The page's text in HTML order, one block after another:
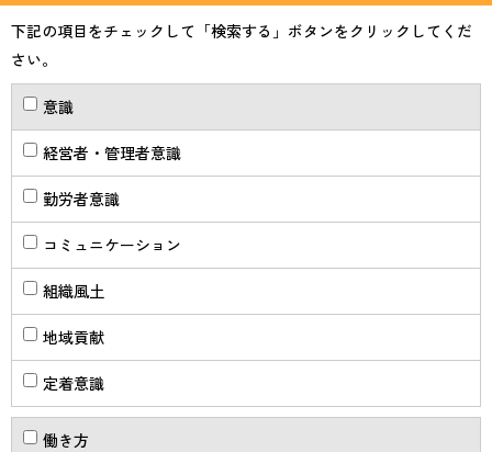
下記の項目をチェックして「検索する」ボタンをクリックしてくだ
さい。
意識
経営者・管理者意識
勤労者意識
コミュニケーション
組織風土
地域貢献
定着意識
働き方